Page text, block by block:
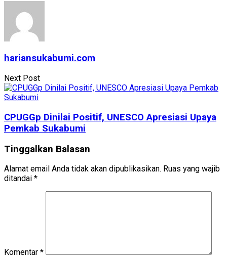
hariansukabumi.com
Next Post
CPUGGp Dinilai Positif, UNESCO Apresiasi Upaya
Pemkab Sukabumi
Tinggalkan Balasan
Alamat email Anda tidak akan dipublikasikan. Ruas yang wajib
ditandai *
Komentar *